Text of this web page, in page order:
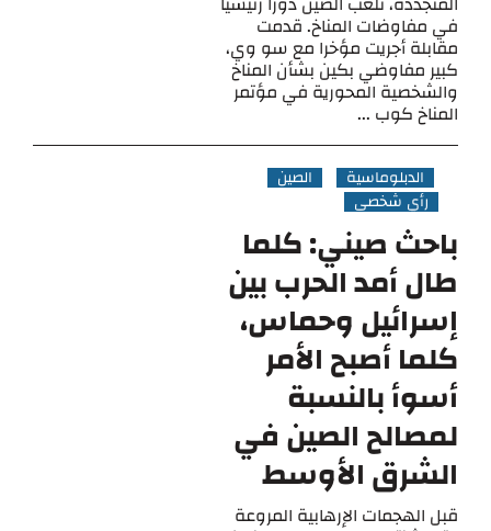
في مفاوضات المناخ. قدمت
مقابلة أجريت مؤخرا مع سو وي،
كبير مفاوضي بكين بشأن المناخ
والشخصية المحورية في مؤتمر
المناخ كوب ...
الدبلوماسية
الصين
رأي شخصي
باحث صيني: كلما
طال أمد الحرب بين
إسرائيل وحماس،
كلما أصبح الأمر
أسوأ بالنسبة
لمصالح الصين في
الشرق الأوسط
قبل الهجمات الإرهابية المروعة